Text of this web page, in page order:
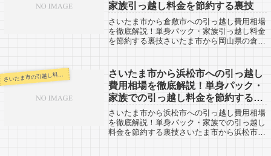
家族引っ越し料金を節約する裏技
さいたま市から倉敷市への引っ越し費用相場
を徹底解説！単身パック・家族引っ越し料金
を節約する裏技さいたま市から岡山県の倉敷
してみてください。さいたま市から岡山県
の...
さいたま市の引越し料金・代金相場・見積り情報
さいたま市から浜松市への引っ越し
費用相場を徹底解説！単身パック・
家族での引っ越し料金を節約する裏
技
さいたま市から浜松市への引っ越し費用相場
を徹底解説！単身パック・家族での引っ越し
料金を節約する裏技さいたま市から浜松市へ